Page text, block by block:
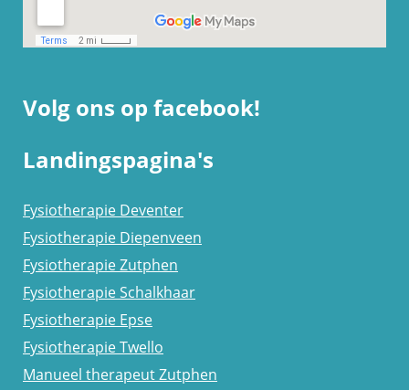
Volg ons op facebook!
Landingspagina's
Fysiotherapie Deventer
Fysiotherapie Diepenveen
Fysiotherapie Zutphen
Fysiotherapie Schalkhaar
Fysiotherapie Epse
Fysiotherapie Twello
Manueel therapeut Zutphen